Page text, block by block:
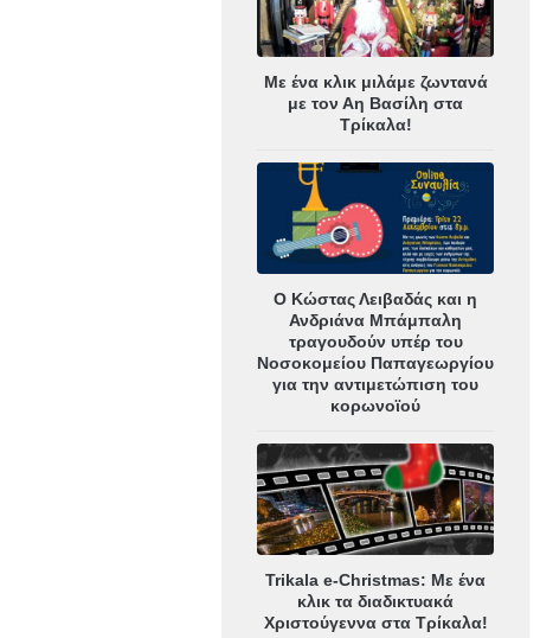
Με ένα κλικ μιλάμε ζωντανά
με τον Αη Βασίλη στα
Τρίκαλα!
Ο Κώστας Λειβαδάς και η
Ανδριάνα Μπάμπαλη
τραγουδούν υπέρ του
Νοσοκομείου Παπαγεωργίου
για την αντιμετώπιση του
κορωνοϊού
Trikala e-Christmas: Με ένα
κλικ τα διαδικτυακά
Χριστούγεννα στα Τρίκαλα!